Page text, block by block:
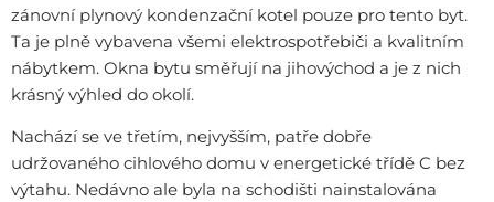
zánovní plynový kondenzační kotel pouze pro tento byt.
Ta je plně vybavena všemi elektrospotřebiči a kvalitním
nábytkem. Okna bytu směřují na jihovýchod a je z nich
krásný výhled do okolí.
Nachází se ve třetím, nejvyšším, patře dobře
udržovaného cihlového domu v energetické třídě C bez
výtahu. Nedávno ale byla na schodišti nainstalována